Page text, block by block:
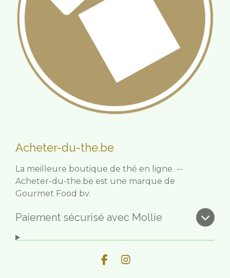
Acheter-du-the.be
La meilleure boutique de thé en ligne --
Acheter-du-the.be est une marque de
Gourmet Food bv.
Paiement sécurisé avec Mollie
F
I